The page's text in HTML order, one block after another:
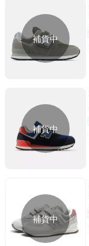
補貨中
補貨中
補貨中